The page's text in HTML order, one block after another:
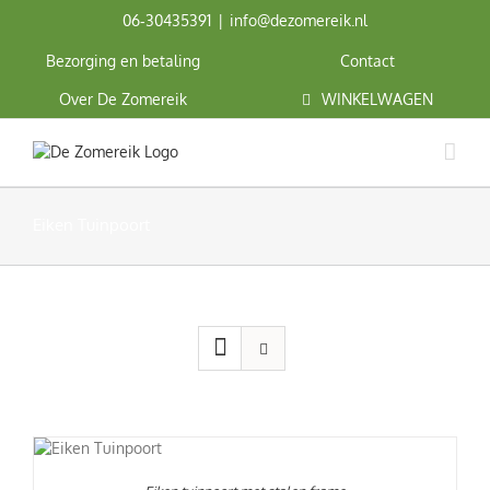
06‑30435391 | info@dezomereik.nl
Bezorging en betaling Contact
Over De Zomereik WINKELWAGEN